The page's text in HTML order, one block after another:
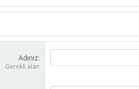
Adınız
Gerekli alan